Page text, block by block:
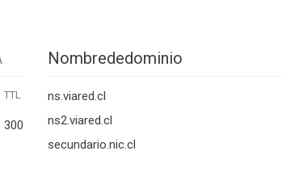
Nombrededominio
ns.viared.cl
ns2.viared.cl
secundario.nic.cl
TTL
300